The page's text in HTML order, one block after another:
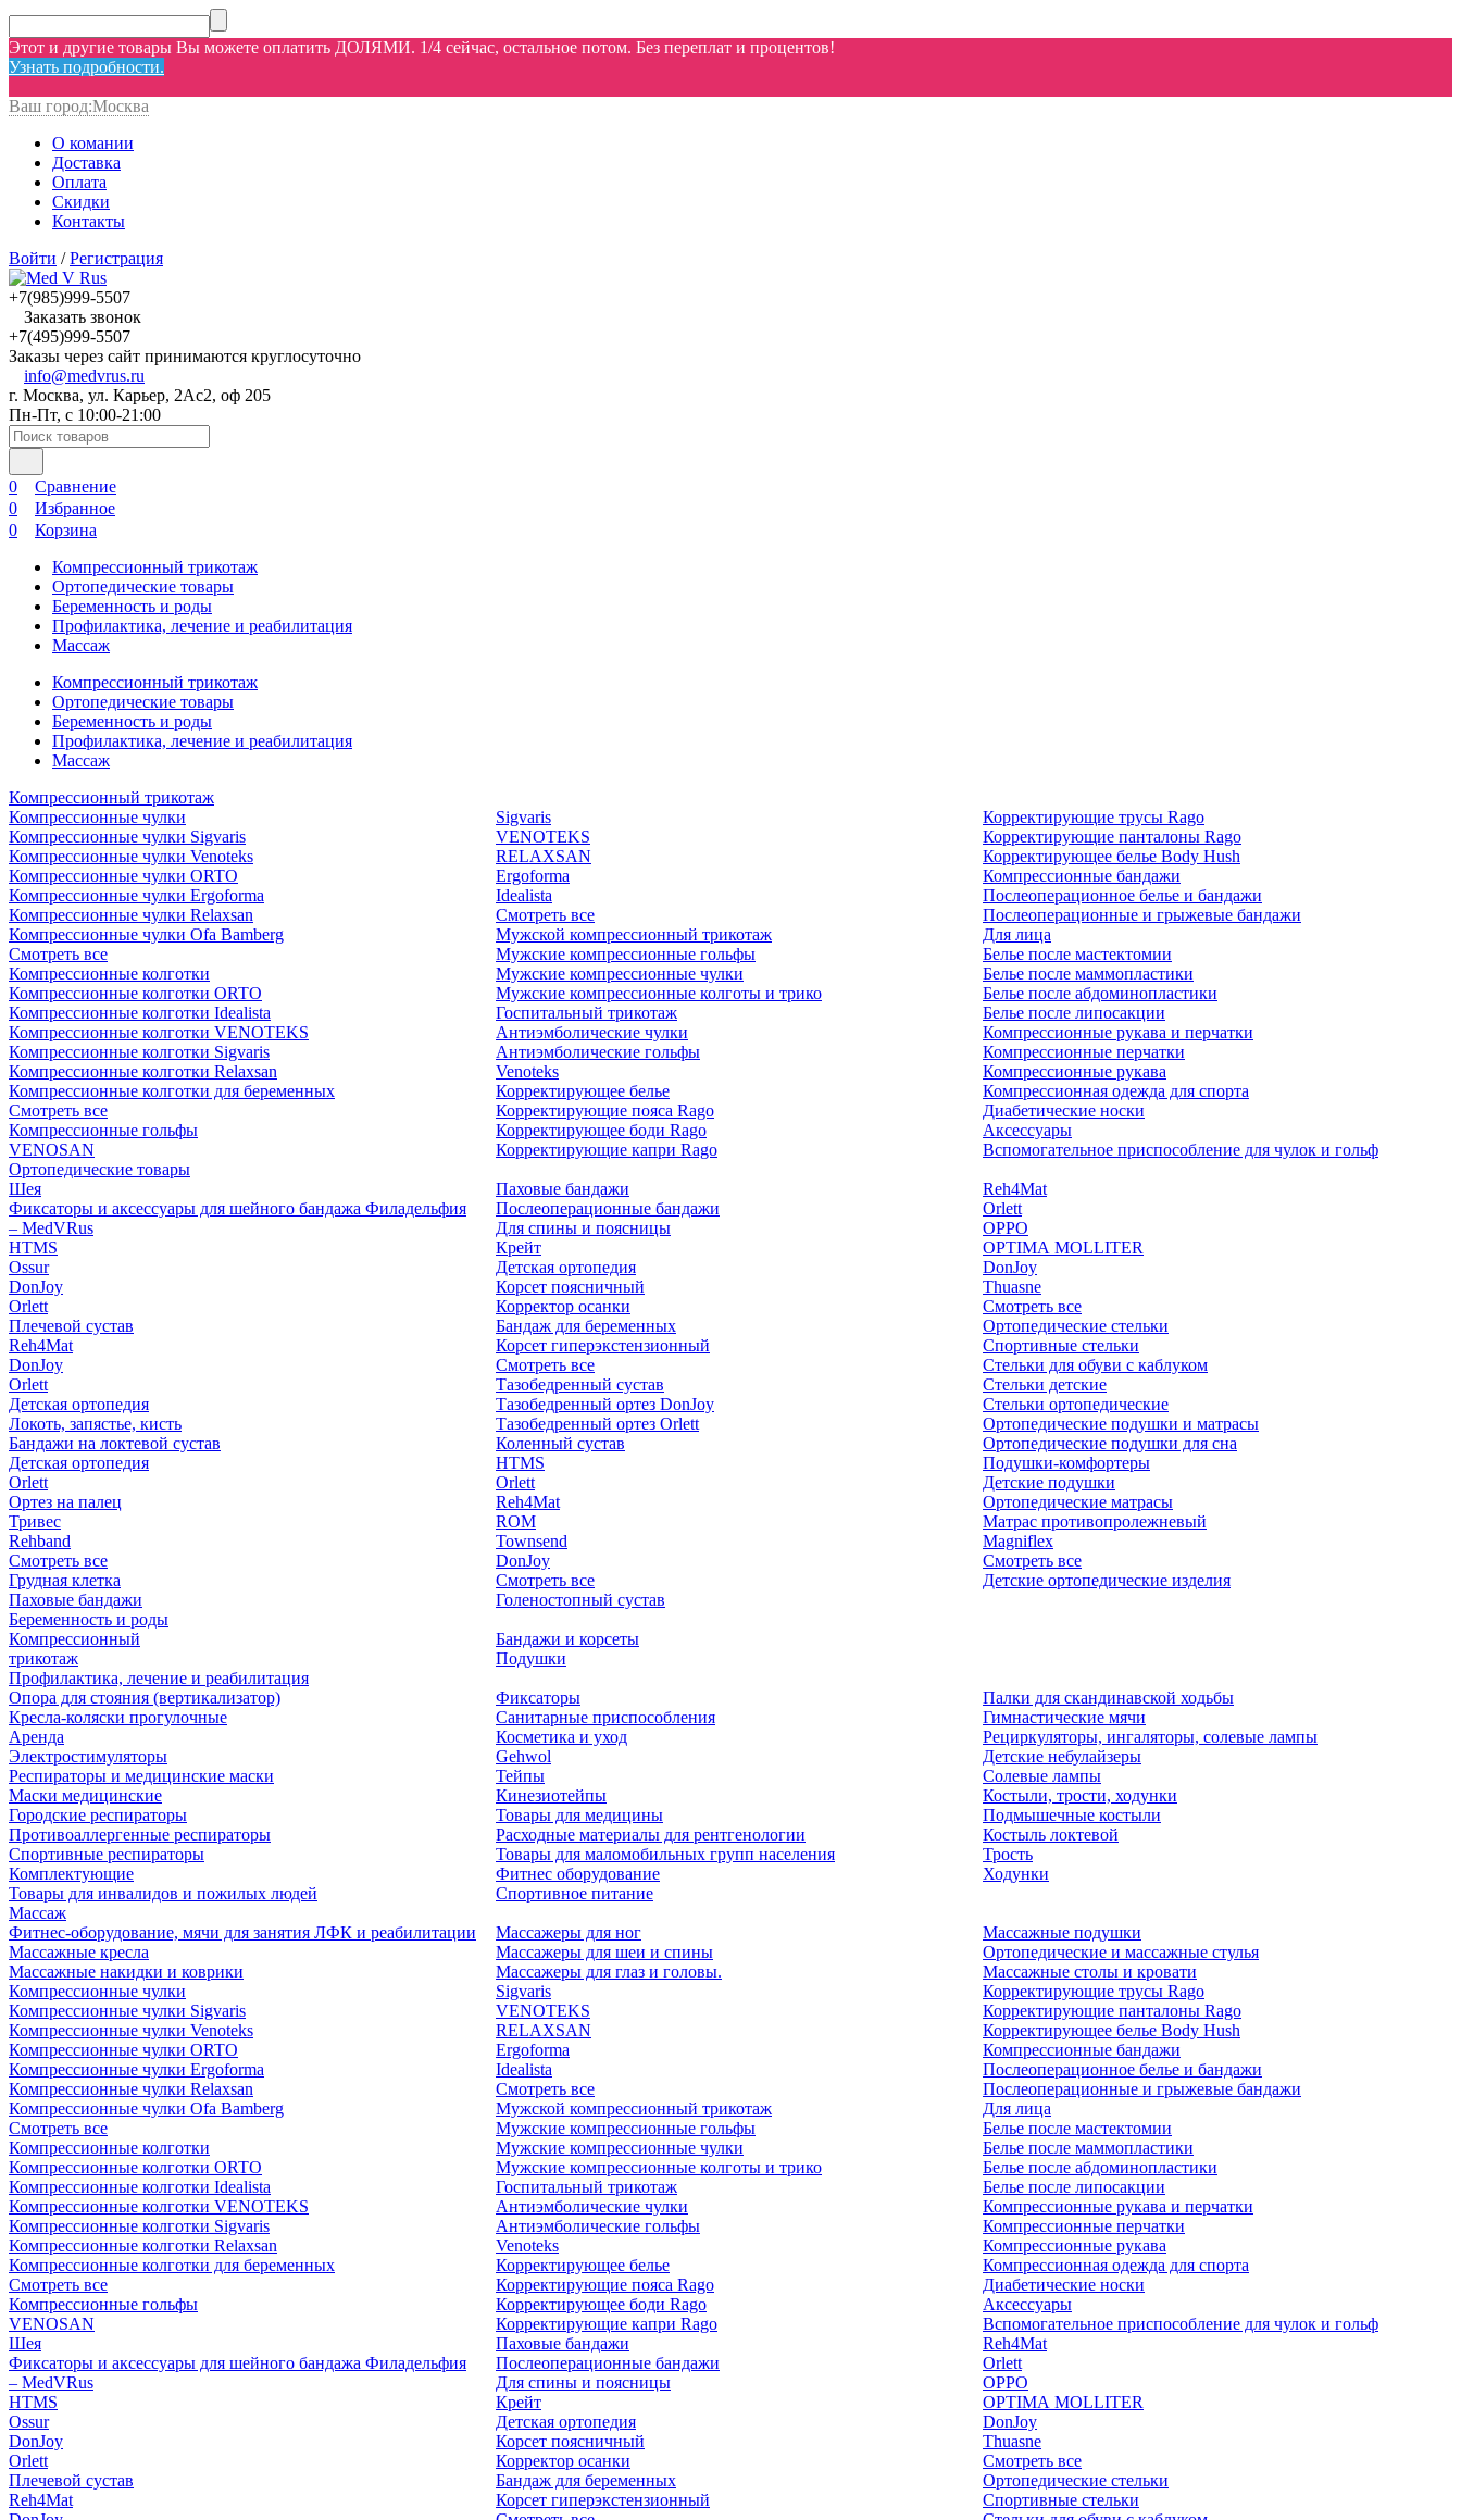
Этот и другие товары Вы можете оплатить ДОЛЯМИ. 1/4 сейчас, остальное потом. Без переплат и процентов!
Узнать подробности.
Ваш город:Москва
О комании
Доставка
Оплата
Скидки
Контакты
Войти /Регистрация
+7(985)999-5507
Заказать звонок
+7(495)999-5507
Заказы через сайт принимаются круглосуточно
info@medvrus.ru
г. Москва, ул. Карьер, 2Ас2, оф 205
Пн-Пт, с 10:00-21:00
0
Сравнение
0
Избранное
0
Корзина
Компрессионный трикотаж
Ортопедические товары
Беременность и роды
Профилактика, лечение и реабилитация
Массаж
Компрессионный трикотаж
Ортопедические товары
Беременность и роды
Профилактика, лечение и реабилитация
Массаж
Компрессионный трикотаж
Компрессионные чулки
Компрессионные чулки Sigvaris
Компрессионные чулки Venoteks
Компрессионные чулки ORTO
Компрессионные чулки Ergoforma
Компрессионные чулки Relaxsan
Компрессионные чулки Ofa Bamberg
Смотреть все
Компрессионные колготки
Компрессионные колготки ORTO
Компрессионные колготки Idealista
Компрессионные колготки VENOTEKS
Компрессионные колготки Sigvaris
Компрессионные колготки Relaxsan
Компрессионные колготки для беременных
Смотреть все
Компрессионные гольфы
VENOSAN
Sigvaris
VENOTEKS
RELAXSAN
Ergoforma
Idealista
Смотреть все
Мужской компрессионный трикотаж
Мужские компрессионные гольфы
Мужские компрессионные чулки
Мужские компрессионные колготы и трико
Госпитальный трикотаж
Антиэмболические чулки
Антиэмболические гольфы
Venoteks
Корректирующее белье
Корректирующие пояса Rago
Корректирующее боди Rago
Корректирующие капри Rago
Корректирующие трусы Rago
Корректирующие панталоны Rago
Корректирующее белье Body Hush
Компрессионные бандажи
Послеоперационное белье и бандажи
Послеоперационные и грыжевые бандажи
Для лица
Белье после мастектомии
Белье после маммопластики
Белье после абдоминопластики
Белье после липосакции
Компрессионные рукава и перчатки
Компрессионные перчатки
Компрессионные рукава
Компрессионная одежда для спорта
Диабетические носки
Аксессуары
Вспомогательное приспособление для чулок и гольф
Ортопедические товары
Шея
Фиксаторы и аксессуары для шейного бандажа Филадельфия
– MedVRus
HTMS
Ossur
DonJoy
Orlett
Плечевой сустав
Reh4Mat
DonJoy
Orlett
Детская ортопедия
Локоть, запястье, кисть
Бандажи на локтевой сустав
Детская ортопедия
Orlett
Ортез на палец
Тривес
Rehband
Смотреть все
Грудная клетка
Паховые бандажи
Паховые бандажи
Послеоперационные бандажи
Для спины и поясницы
Крейт
Детская ортопедия
Корсет поясничный
Корректор осанки
Бандаж для беременных
Корсет гиперэкстензионный
Смотреть все
Тазобедренный сустав
Тазобедренный ортез DonJoy
Тазобедренный ортез Orlett
Коленный сустав
HTMS
Orlett
Reh4Mat
ROM
Townsend
DonJoy
Смотреть все
Голеностопный сустав
Reh4Mat
Orlett
OPPO
OPTIMA MOLLITER
DonJoy
Thuasne
Смотреть все
Ортопедические стельки
Спортивные стельки
Стельки для обуви с каблуком
Стельки детские
Стельки ортопедические
Ортопедические подушки и матрасы
Ортопедические подушки для сна
Подушки-комфортеры
Детские подушки
Ортопедические матрасы
Матрас противопролежневый
Magniflex
Смотреть все
Детские ортопедические изделия
Беременность и роды
Компрессионный
трикотаж
Бандажи и корсеты
Подушки
Профилактика, лечение и реабилитация
Опора для стояния (вертикализатор)
Кресла-коляски прогулочные
Аренда
Электростимуляторы
Респираторы и медицинские маски
Маски медицинские
Городские респираторы
Противоаллергенные респираторы
Спортивные респираторы
Комплектующие
Товары для инвалидов и пожилых людей
Фиксаторы
Санитарные приспособления
Косметика и уход
Gehwol
Тейпы
Кинезиотейпы
Товары для медицины
Расходные материалы для рентгенологии
Товары для маломобильных групп населения
Фитнес оборудование
Спортивное питание
Палки для скандинавской ходьбы
Гимнастические мячи
Рециркуляторы, ингаляторы, солевые лампы
Детские небулайзеры
Солевые лампы
Костыли, трости, ходунки
Подмышечные костыли
Костыль локтевой
Трость
Ходунки
Массаж
Фитнес-оборудование, мячи для занятия ЛФК и реабилитации
Массажные кресла
Массажные накидки и коврики
Массажеры для ног
Массажеры для шеи и спины
Массажеры для глаз и головы.
Массажные подушки
Ортопедические и массажные стулья
Массажные столы и кровати
Компрессионные чулки
Компрессионные чулки Sigvaris
Компрессионные чулки Venoteks
Компрессионные чулки ORTO
Компрессионные чулки Ergoforma
Компрессионные чулки Relaxsan
Компрессионные чулки Ofa Bamberg
Смотреть все
Компрессионные колготки
Компрессионные колготки ORTO
Компрессионные колготки Idealista
Компрессионные колготки VENOTEKS
Компрессионные колготки Sigvaris
Компрессионные колготки Relaxsan
Компрессионные колготки для беременных
Смотреть все
Компрессионные гольфы
VENOSAN
Sigvaris
VENOTEKS
RELAXSAN
Ergoforma
Idealista
Смотреть все
Мужской компрессионный трикотаж
Мужские компрессионные гольфы
Мужские компрессионные чулки
Мужские компрессионные колготы и трико
Госпитальный трикотаж
Антиэмболические чулки
Антиэмболические гольфы
Venoteks
Корректирующее белье
Корректирующие пояса Rago
Корректирующее боди Rago
Корректирующие капри Rago
Корректирующие трусы Rago
Корректирующие панталоны Rago
Корректирующее белье Body Hush
Компрессионные бандажи
Послеоперационное белье и бандажи
Послеоперационные и грыжевые бандажи
Для лица
Белье после мастектомии
Белье после маммопластики
Белье после абдоминопластики
Белье после липосакции
Компрессионные рукава и перчатки
Компрессионные перчатки
Компрессионные рукава
Компрессионная одежда для спорта
Диабетические носки
Аксессуары
Вспомогательное приспособление для чулок и гольф
Шея
Фиксаторы и аксессуары для шейного бандажа Филадельфия
– MedVRus
HTMS
Ossur
DonJoy
Orlett
Плечевой сустав
Reh4Mat
Паховые бандажи
Послеоперационные бандажи
Для спины и поясницы
Крейт
Детская ортопедия
Корсет поясничный
Корректор осанки
Бандаж для беременных
Корсет гиперэкстензионный
Reh4Mat
Orlett
OPPO
OPTIMA MOLLITER
DonJoy
Thuasne
Смотреть все
Ортопедические стельки
Спортивные стельки